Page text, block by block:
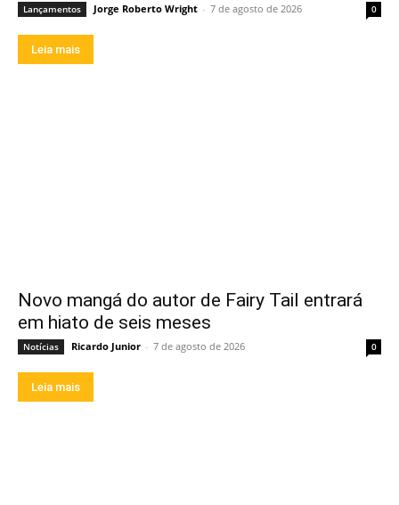
Lançamentos Jorge Roberto Wright - 7 de agosto de 2026 0
Leia mais
Novo mangá do autor de Fairy Tail entrará
em hiato de seis meses
Notícias Ricardo Junior - 7 de agosto de 2026 0
Leia mais